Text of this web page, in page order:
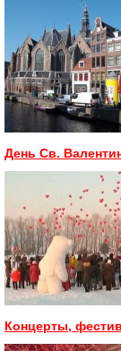
День Св.
Концерты,